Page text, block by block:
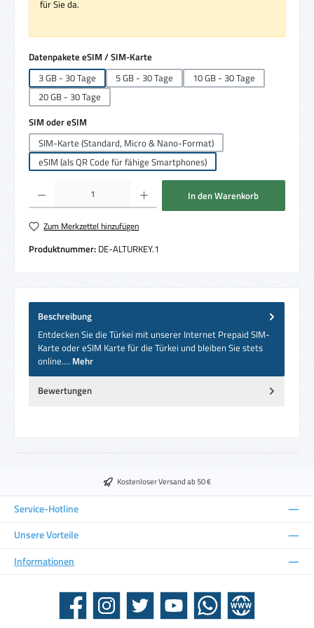
für Sie da.
Datenpakete eSIM / SIM-Karte
3 GB - 30 Tage
5 GB - 30 Tage
10 GB - 30 Tage
20 GB - 30 Tage
SIM oder eSIM
SIM-Karte (Standard, Micro & Nano-Format)
eSIM (als QR Code für fähige Smartphones)
Produkt Anzahl: Gib den gewünschten Wert ein oder benutze die Schaltflächen um
In den Warenkorb
Zum Merkzettel hinzufügen
Produktnummer: DE-ALTURKEY.1
Beschreibung
Entdecken Sie die Türkei mit unserer Internet Prepaid SIM-
Karte oder eSIM Karte für die Türkei und bleiben Sie stets
online.… Mehr
Bewertungen
Kostenloser Versand ab 50 €
Service-Hotline
Unsere Vorteile
Informationen
Facebook Instagram Twitter YouTube WhatsApp Website